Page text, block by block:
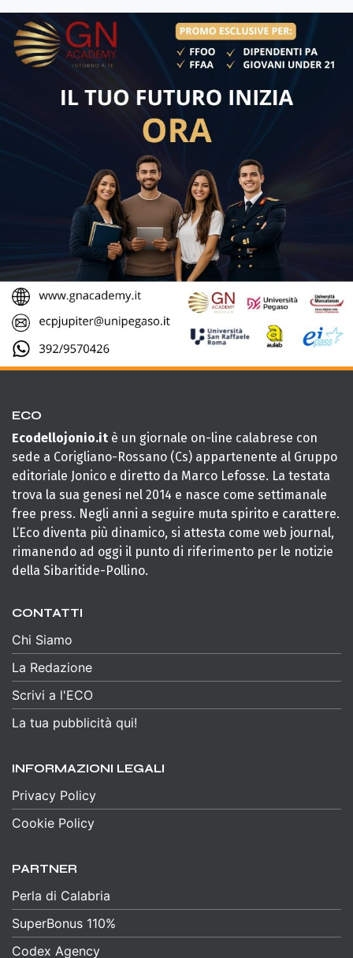
ECO
Ecodellojonio.it è un giornale on-line calabrese con
sede a Corigliano-Rossano (Cs) appartenente al Gruppo
editoriale Jonico e diretto da Marco Lefosse. La testata
trova la sua genesi nel 2014 e nasce come settimanale
free press. Negli anni a seguire muta spirito e carattere.
L’Eco diventa più dinamico, si attesta come web journal,
rimanendo ad oggi il punto di riferimento per le notizie
della Sibaritide-Pollino.
CONTATTI
Chi Siamo
La Redazione
Scrivi a l'ECO
La tua pubblicità qui!
INFORMAZIONI LEGALI
Privacy Policy
Cookie Policy
PARTNER
Perla di Calabria
SuperBonus 110%
Codex Agency